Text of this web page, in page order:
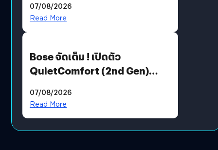
มีภาษาไทยด้วย
07/08/2026
Read More
Bose จัดเต็ม ! เปิดตัว
QuietComfort (2nd Gen)
07/08/2026
Read More